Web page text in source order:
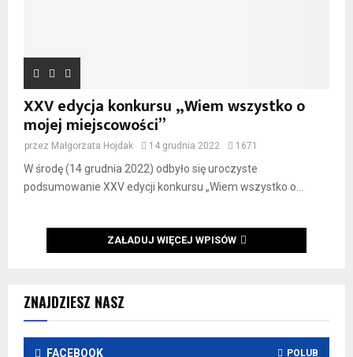
ZNAJDZIESZ NASZ
FACEBOOK POLUB
XXV edycja konkursu „Wiem wszystko o
mojej miejscowości”
przez Małgorzata Hojdak 14 grudnia 2022 1671
W środę (14 grudnia 2022) odbyło się uroczyste
podsumowanie XXV edycji konkursu „Wiem wszystko o...
ZAŁADUJ WIĘCEJ WPISÓW